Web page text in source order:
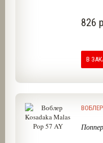
826
В
ВОБЛЕР